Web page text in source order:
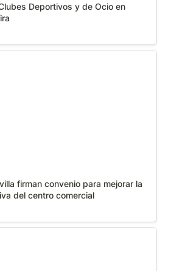
Deportivos y de Ocio en
firman convenio para
firman convenio para mejorar la
del centro comercial
nuevo proyecto con el